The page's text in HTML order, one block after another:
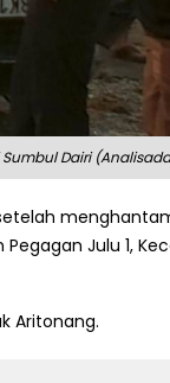
Sumbul Dairi
Julu 1,
Aritonang.